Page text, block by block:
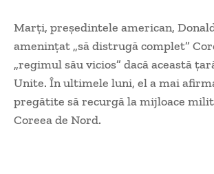
Marţi, preşedintele american,
ameninţat „să distrugă complet”
„regimul său vicios” dacă această
Unite. În ultimele luni, el a mai
pregătite să recurgă la mijloace
Coreea de Nord.